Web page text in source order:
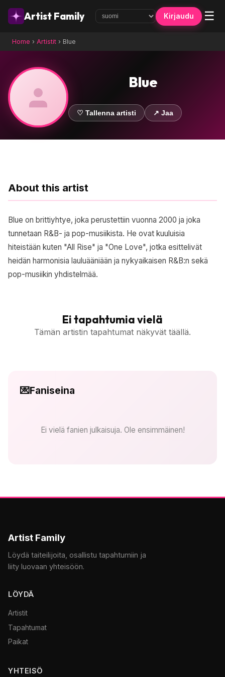
Artist Family Kirjaudu ☰
Home › Artistit › Blue
Blue
♡ Tallenna artisti ↗ Jaa
About this artist
Blue on brittiyhtye, joka perustettiin vuonna 2000 ja joka
tunnetaan R&B- ja pop-musiikista. He ovat kuuluisia
hiteistään kuten "All Rise" ja "One Love", jotka esittelivät
heidän harmonisia lauluääniään ja nykyaikaisen R&B:n sekä
pop-musiikin yhdistelmää.
Ei tapahtumia vielä
Tämän artistin tapahtumat näkyvät täällä.
💌Faniseina
Ei vielä fanien julkaisuja. Ole ensimmäinen!
Artist Family
Löydä taiteilijoita, osallistu tapahtumiin ja
liity luovaan yhteisöön.
LÖYDÄ
Artistit
Tapahtumat
Paikat
YHTEISÖ